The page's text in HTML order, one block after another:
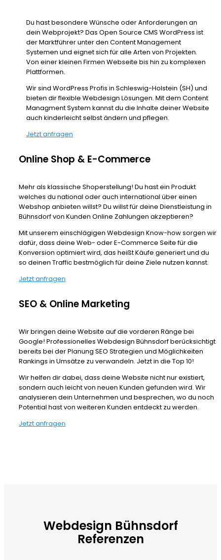
Du hast besondere Wünsche oder Anforderungen an
dein Webprojekt? Das Open Source CMS WordPress ist
der Marktführer unter den Content Management
Systemen und eignet sich für alle Arten von Projekten.
Von einer kleinen Firmen Webseite bis hin zu komplexen
Plattformen.
Wir sind WordPress Profis in Schleswig-Holstein (SH) und
bieten dir flexible Webdesign Lösungen. Mit dem Content
Managment System kannst du die Inhalte deiner Website
auch kinderleicht selbst ändern und pflegen.
Jetzt anfragen
Online Shop & E-Commerce
Mehr als klassische Shoperstellung! Du hast ein Produkt
welches du national oder auch international über einen
Webshop anbieten willst? Du willst für deine Dienstleistung in
Bühnsdorf von Kunden Online Zahlungen akzeptieren?
Mit unserem einschlägigen Webdesign Know-how sorgen wir
dafür, dass deine Web- oder E-Commerce Seite für die
Konversion optimiert wird, das heißt Käufe generiert und du
so deinen Traffic bestmöglich für deine Ziele nutzen kannst.
Jetzt anfragen
SEO & Online Marketing
Wir bringen deine Website auf die vorderen Ränge bei
Google! Professionelles Webdesign Bühnsdorf berücksichtigt
bereits bei der Planung SEO Strategien und Möglichkeiten
Rankings in Umsätze zu verwandeln. Jetzt in die Top 10!
Wir helfen dir dabei, dass deine Website nicht nur existiert,
sondern auch leicht von neuen Kunden gefunden wird. Wir
analysieren dein Unternehmen und besprechen, wo du noch
Potential hast von weiteren Kunden entdeckt zu werden.
Jetzt anfragen
Webdesign Bühnsdorf
Referenzen